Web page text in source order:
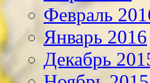
Февраль
Январь 2016
Декабрь